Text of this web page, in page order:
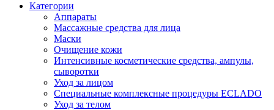
Категории
Аппараты
Массажные средства для лица
Маски
Очищение кожи
Интенсивные косметические средства, ампулы,
сыворотки
Уход за лицом
Специальные комплексные процедуры ECLADO
Уход за телом